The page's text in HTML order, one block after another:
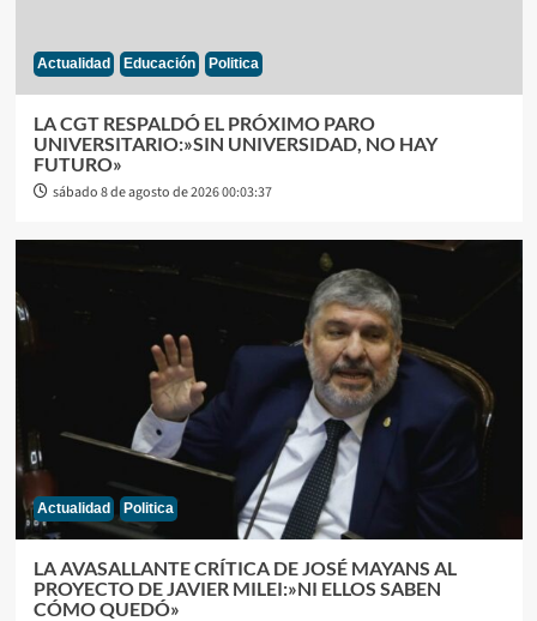
Actualidad Educación Politica
LA CGT RESPALDÓ EL PRÓXIMO PARO
UNIVERSITARIO:»SIN UNIVERSIDAD, NO HAY
FUTURO»
sábado 8 de agosto de 2026 00:03:37
Actualidad Politica
LA AVASALLANTE CRÍTICA DE JOSÉ MAYANS AL
PROYECTO DE JAVIER MILEI:»NI ELLOS SABEN
CÓMO QUEDÓ»